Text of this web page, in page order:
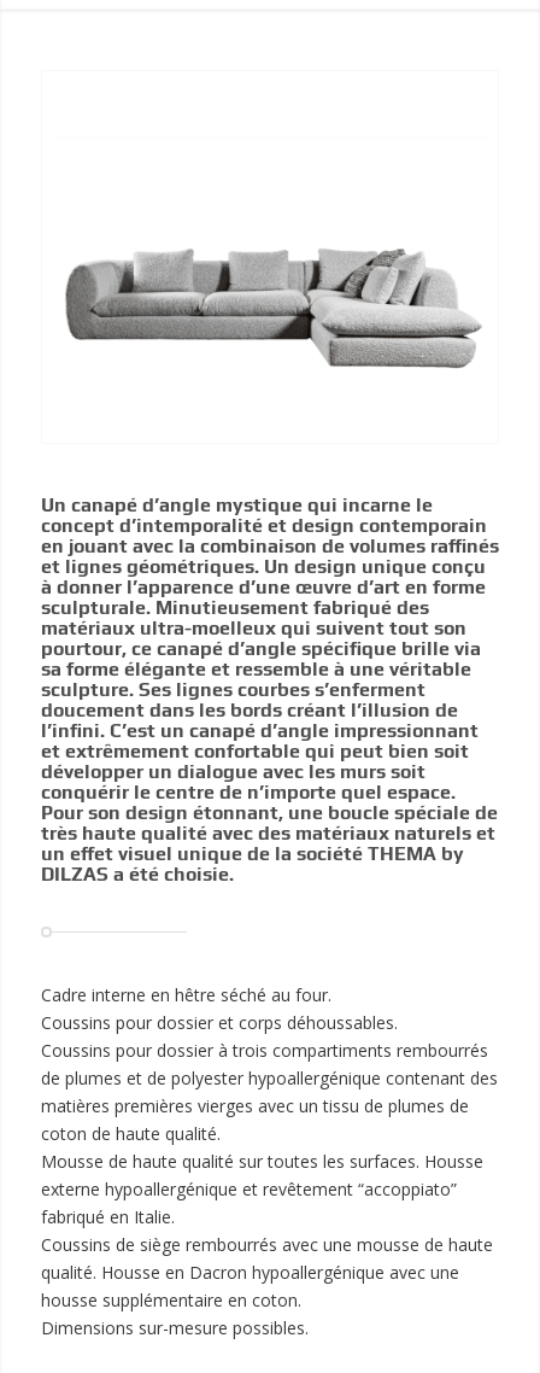
Un canapé d’angle mystique qui incarne le
concept d’intemporalité et design contemporain
en jouant avec la combinaison de volumes raffinés
et lignes géométriques. Un design unique conçu
à donner l’apparence d’une œuvre d’art en forme
sculpturale. Minutieusement fabriqué des
matériaux ultra-moelleux qui suivent tout son
pourtour, ce canapé d’angle spécifique brille via
sa forme élégante et ressemble à une véritable
sculpture. Ses lignes courbes s’enferment
doucement dans les bords créant l’illusion de
l’infini. C’est un canapé d’angle impressionnant
et extrêmement confortable qui peut bien soit
développer un dialogue avec les murs soit
conquérir le centre de n’importe quel espace.
Pour son design étonnant, une boucle spéciale de
très haute qualité avec des matériaux naturels et
un effet visuel unique de la société THEMA by
DILZAS a été choisie.
Cadre interne en hêtre séché au four.
Coussins pour dossier et corps déhoussables.
Coussins pour dossier à trois compartiments rembourrés
de plumes et de polyester hypoallergénique contenant des
matières premières vierges avec un tissu de plumes de
coton de haute qualité.
Mousse de haute qualité sur toutes les surfaces. Housse
externe hypoallergénique et revêtement “accoppiato”
fabriqué en Italie.
Coussins de siège rembourrés avec une mousse de haute
qualité. Housse en Dacron hypoallergénique avec une
housse supplémentaire en coton.
Dimensions sur-mesure possibles.